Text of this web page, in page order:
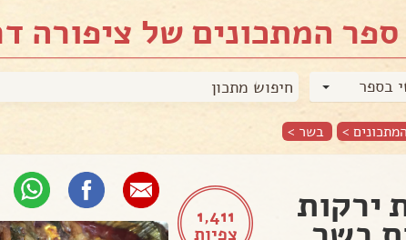
ספר המתכונים של ציפורה
בספר
> בשר >
1,411
צפיות
ירקות